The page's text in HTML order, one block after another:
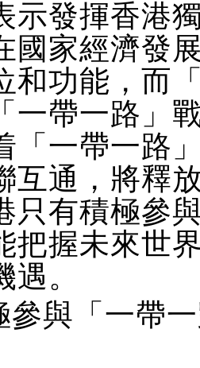
示發揮香港
國家經濟發
和功能，而
一帶一路」
「一帶一路
互通，將釋
只有積極參
把握未來世
。
參與「一帶